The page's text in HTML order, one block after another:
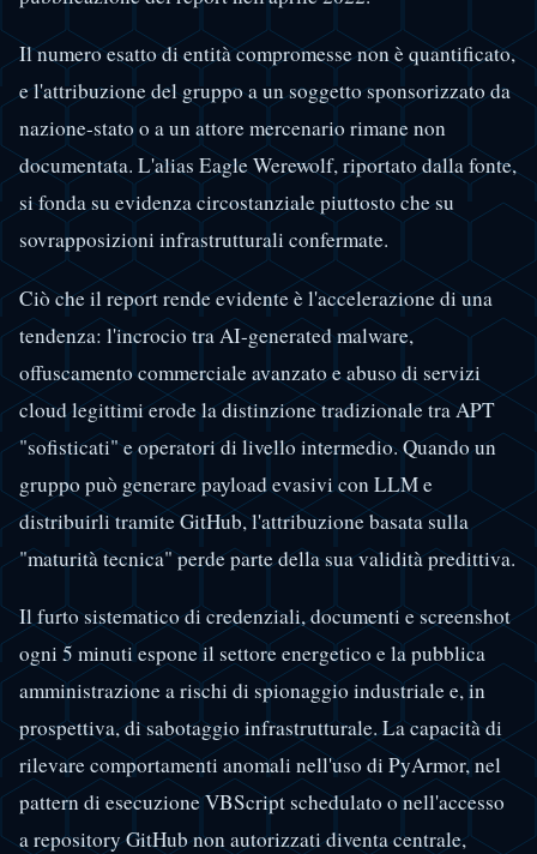
Il numero esatto di entità compromesse non è quantificato,
e l'attribuzione del gruppo a un soggetto sponsorizzato da
nazione-stato o a un attore mercenario rimane non
documentata. L'alias Eagle Werewolf, riportato dalla fonte,
si fonda su evidenza circostanziale piuttosto che su
sovrapposizioni infrastrutturali confermate.
Ciò che il report rende evidente è l'accelerazione di una
tendenza: l'incrocio tra AI-generated malware,
offuscamento commerciale avanzato e abuso di servizi
cloud legittimi erode la distinzione tradizionale tra APT
"sofisticati" e operatori di livello intermedio. Quando un
gruppo può generare payload evasivi con LLM e
distribuirli tramite GitHub, l'attribuzione basata sulla
"maturità tecnica" perde parte della sua validità predittiva.
Il furto sistematico di credenziali, documenti e screenshot
ogni 5 minuti espone il settore energetico e la pubblica
amministrazione a rischi di spionaggio industriale e, in
prospettiva, di sabotaggio infrastrutturale. La capacità di
rilevare comportamenti anomali nell'uso di PyArmor, nel
pattern di esecuzione VBScript schedulato o nell'accesso
a repository GitHub non autorizzati diventa centrale,